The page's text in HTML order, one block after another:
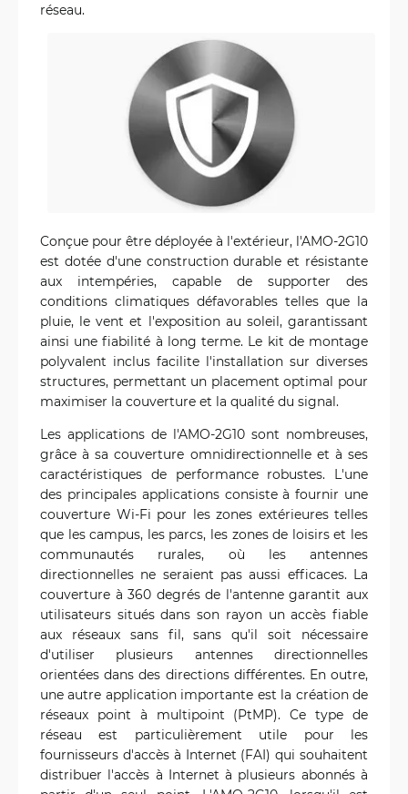
réseau.
Conçue pour être déployée à l'extérieur, l'AMO-2G10
est dotée d'une construction durable et résistante
aux intempéries, capable de supporter des
conditions climatiques défavorables telles que la
pluie, le vent et l'exposition au soleil, garantissant
ainsi une fiabilité à long terme. Le kit de montage
polyvalent inclus facilite l'installation sur diverses
structures, permettant un placement optimal pour
maximiser la couverture et la qualité du signal.
Les applications de l'AMO-2G10 sont nombreuses,
grâce à sa couverture omnidirectionnelle et à ses
caractéristiques de performance robustes. L'une
des principales applications consiste à fournir une
couverture Wi-Fi pour les zones extérieures telles
que les campus, les parcs, les zones de loisirs et les
communautés rurales, où les antennes
directionnelles ne seraient pas aussi efficaces. La
couverture à 360 degrés de l'antenne garantit aux
utilisateurs situés dans son rayon un accès fiable
aux réseaux sans fil, sans qu'il soit nécessaire
d'utiliser plusieurs antennes directionnelles
orientées dans des directions différentes. En outre,
une autre application importante est la création de
réseaux point à multipoint (PtMP). Ce type de
réseau est particulièrement utile pour les
fournisseurs d'accès à Internet (FAI) qui souhaitent
distribuer l'accès à Internet à plusieurs abonnés à